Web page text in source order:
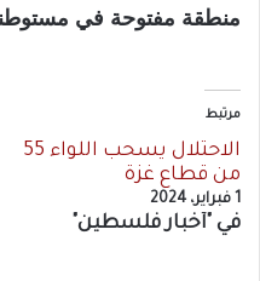
منطقة مفتوحة في
مرتبط
الاحتلال يسحب اللواء 55
من قطاع غزة
1 فبراير، 2024
في "أخبار فلسطين"